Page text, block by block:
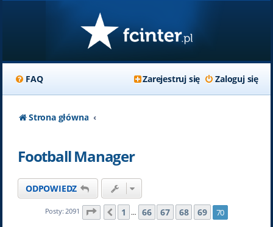
FAQ Zaloguj się
Zarejestruj się
Strona główna
Football Manager
ODPOWIEDZ
Posty: 2091 Strona 70 z70
Poprzednia
1 … 66 67 68 69 70